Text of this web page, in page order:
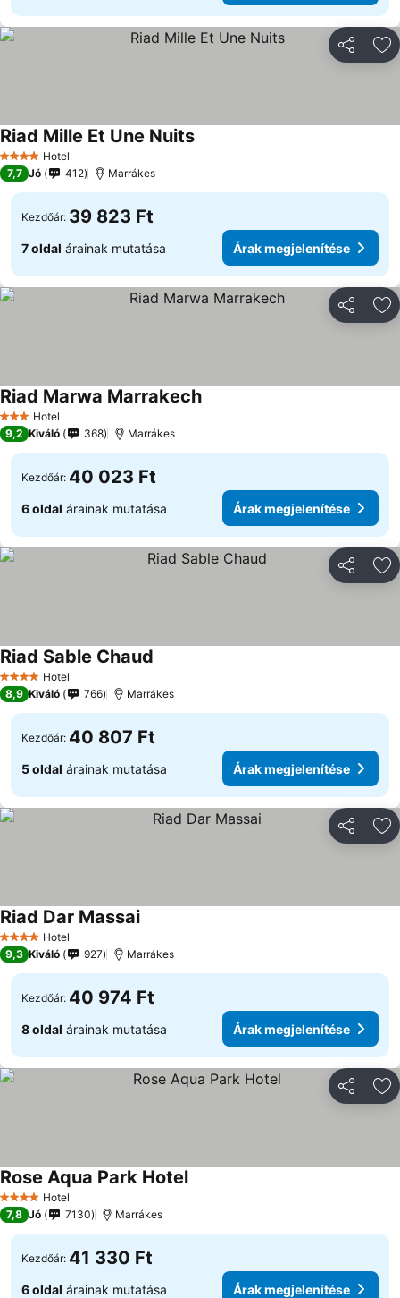
4 KategóriaHotel
Riad Mille Et Une NuitsÁrak megjelenítése
7,7 Jó 412 Marrákes
Kezdőár: 39 823 Ft
7 oldal árainak mutatása Árak megjelenítése
3 Kategória
Hotel
Riad Marwa MarrakechÁrak megjelenítése
9,2 Kiváló 368 Marrákes
Kezdőár: 40 023 Ft
6 oldal árainak mutatása Árak megjelenítése
4 KategóriaHotel
Riad Sable Chaud
8,9 Kiváló 766 Marrákes
Kezdőár: 40 807 Ft
5 oldal árainak mutatása Árak megjelenítése
4 KategóriaHotel
Riad Dar MassaiÁrak megjelenítése
9,3 Kiváló 927 Marrákes
Kezdőár: 40 974 Ft
8 oldal árainak mutatása Árak megjelenítése
4 KategóriaHotel
Rose Aqua Park HotelÁrak megjelenítése
7,8 Jó 7130 Marrákes
Kezdőár: 41 330 Ft
6 oldal árainak mutatása Árak megjelenítése